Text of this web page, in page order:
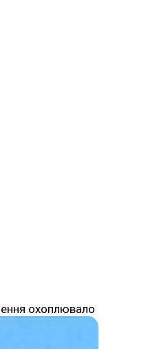
охоплювало